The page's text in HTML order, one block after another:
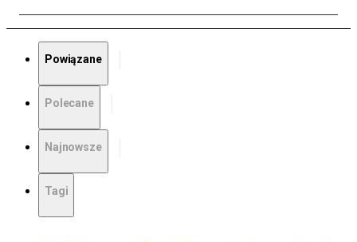
Powiązane
Polecane
Najnowsze
Tagi